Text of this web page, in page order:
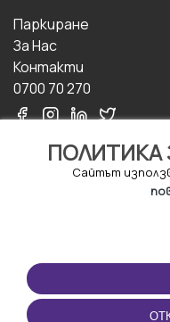
ПОЛИТИКА
Сайтът
Паркиране
За Hас
Контакти
0700 70 270
ПОЛЗВАНЕ
Правила и условия за
ползване